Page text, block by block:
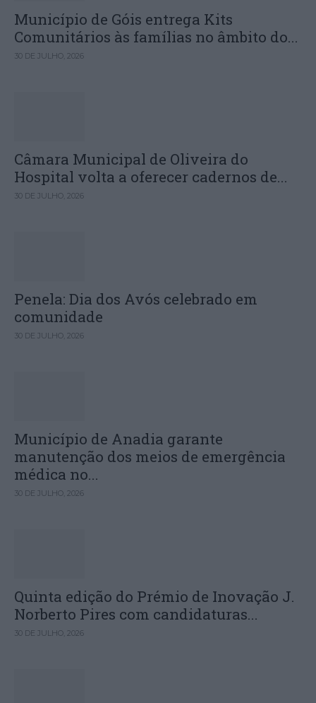
Município de Góis entrega Kits
Comunitários às famílias no âmbito do...
30 DE JULHO, 2026
Câmara Municipal de Oliveira do
Hospital volta a oferecer cadernos de...
30 DE JULHO, 2026
Penela: Dia dos Avós celebrado em
comunidade
30 DE JULHO, 2026
Município de Anadia garante
manutenção dos meios de emergência
médica no...
30 DE JULHO, 2026
Quinta edição do Prémio de Inovação J.
Norberto Pires com candidaturas...
30 DE JULHO, 2026